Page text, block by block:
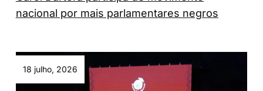
nacional por mais parlamentares negros
18 julho, 2026